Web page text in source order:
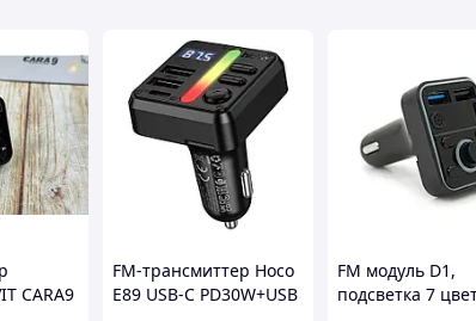
CARA9
FM-трансмиттер Hoco
E89 USB-C PD30W+USB
FM модуль D1,
подсветка 7